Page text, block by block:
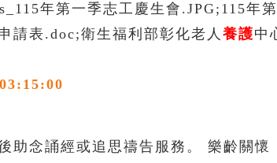
年第一季志工慶生會.JPG;115年
請表.doc;衛生福利部彰化老人 養護中
助念誦經或追思禱告服務。 樂齡關